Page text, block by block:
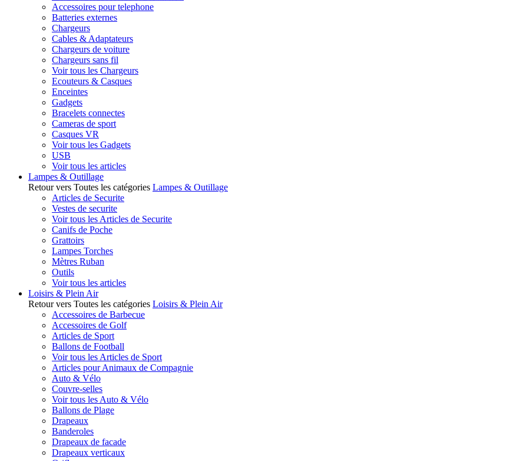
Accessoires pour telephone
Batteries externes
Chargeurs
Cables & Adaptateurs
Chargeurs de voiture
Chargeurs sans fil
Voir tous les Chargeurs
Ecouteurs & Casques
Enceintes
Gadgets
Bracelets connectes
Cameras de sport
Casques VR
Voir tous les Gadgets
USB
Voir tous les articles
Lampes & Outillage
Retour vers Toutes les catégories Lampes & Outillage
Articles de Securite
Vestes de securite
Voir tous les Articles de Securite
Canifs de Poche
Grattoirs
Lampes Torches
Mètres Ruban
Outils
Voir tous les articles
Loisirs & Plein Air
Retour vers Toutes les catégories Loisirs & Plein Air
Accessoires de Barbecue
Accessoires de Golf
Articles de Sport
Ballons de Football
Voir tous les Articles de Sport
Articles pour Animaux de Compagnie
Auto & Vélo
Couvre-selles
Voir tous les Auto & Vélo
Ballons de Plage
Drapeaux
Banderoles
Drapeaux de facade
Drapeaux verticaux